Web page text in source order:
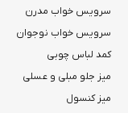
سرویس خواب مدرن
سرویس خواب نوجوان
کمد لباس چوبی
میز جلو مبلی و عسلی
میز کنسول